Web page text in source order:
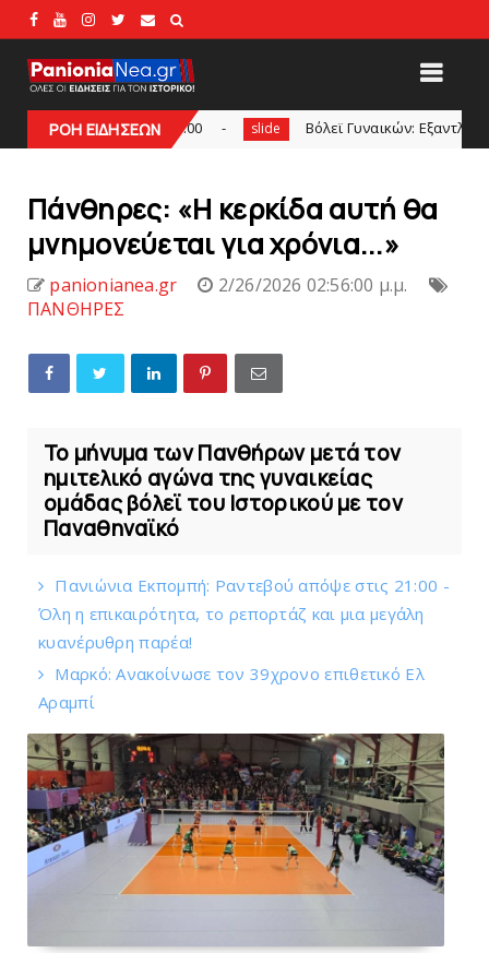
ΡΟΗ ΕΙΔΗΣΕΩΝ
στις 21:00 slide Bόλεϊ Γυναικών: Εξαντλήθηκαν τα
Πάνθηρες: «Η κερκίδα αυτή θα
μνημονεύεται για χρόνια...»
panionianea.gr
2/26/2026 02:56:00 μ.μ.
ΠΑΝΘΗΡΕΣ
Το μήνυμα των Πανθήρων μετά τον
ημιτελικό αγώνα της γυναικείας
ομάδας βόλεϊ του Ιστορικού με τον
Παναθηναϊκό
Πανιώνια Εκπομπή: Ραντεβού απόψε στις 21:00 -
Όλη η επικαιρότητα, το ρεπορτάζ και μια μεγάλη
κυανέρυθρη παρέα!
Mαρκό: Ανακοίνωσε τον 39χρονο επιθετικό Ελ
Αραμπί